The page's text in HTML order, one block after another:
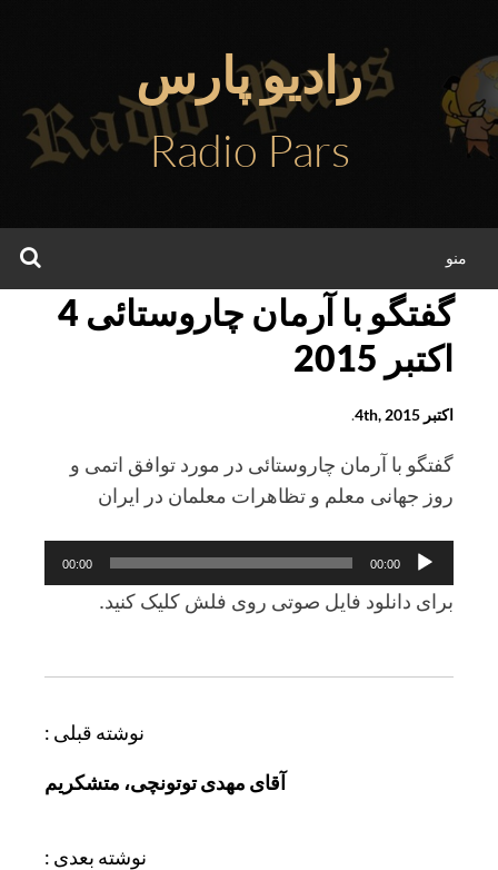
محتوا
رادیو پارس
Radio Pars
منو
گفتگو با آرمان چاروستائی 4
اکتبر 2015
اکتبر 4th, 2015 .
گفتگو با آرمان چاروستائی در مورد توافق اتمی و
روز جهانی معلم و تظاهرات معلمان در ايران
پخش‌کننده
صوت
00:00
00:00
برای دانلود فايل صوتی روی فلش کليک کنيد.
نوشته قبلی :
آقای مهدی توتونچی، متشکریم
نوشته بعدی :